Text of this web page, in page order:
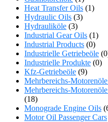
Heat Transfer Oils (1)
Hydraulic Oils (3)
Hydrauliköle (3)
Industrial Gear Oils (1)
Industrial Products (0)
Industrielle Getriebeöle
Industrielle Produkte (0)
Kfz-Getriebeöle (9)
Mehrbereichs-
Mehrbereichs-
(18)
Monograde Engine Oils
Motor Oil Passenger Cars